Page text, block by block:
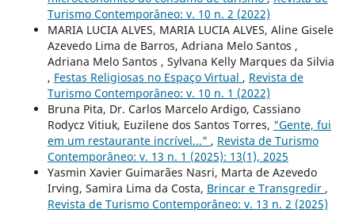
Turismo Contemporâneo: v. 10 n. 2 (2022)
MARIA LUCIA ALVES, MARIA LUCIA ALVES, Aline Gisele
Azevedo Lima de Barros, Adriana Melo Santos ,
Adriana Melo Santos , Sylvana Kelly Marques da Silvia
, Festas Religiosas no Espaço Virtual , Revista de
Turismo Contemporâneo: v. 10 n. 1 (2022)
Bruna Pita, Dr. Carlos Marcelo Ardigo, Cassiano
Rodycz Vitiuk, Euzilene dos Santos Torres, "Gente, fui
em um restaurante incrível..." , Revista de Turismo
Contemporâneo: v. 13 n. 1 (2025): 13(1), 2025
Yasmin Xavier Guimarães Nasri, Marta de Azevedo
Irving, Samira Lima da Costa, Brincar e Transgredir ,
Revista de Turismo Contemporâneo: v. 13 n. 2 (2025)